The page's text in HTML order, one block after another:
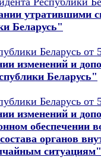
утратившими
Беларусь"
Беларусь
изменений и
Беларусь"
Беларусь
изменений и
обеспечении
органов
ситуациям"